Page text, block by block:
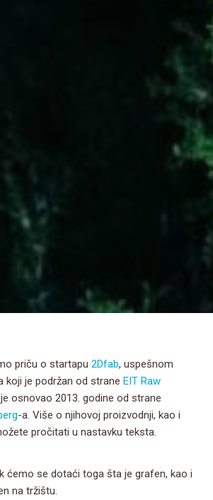
priču o startapu 2Dfab, uspešnom
koji je podržan od strane EIT Raw
osnovao 2013. godine od strane
-a. Više o njihovoj proizvodnji, kao i
pročitati u nastavku teksta.
ćemo se dotaći toga šta je grafen, kao i
na tržištu.